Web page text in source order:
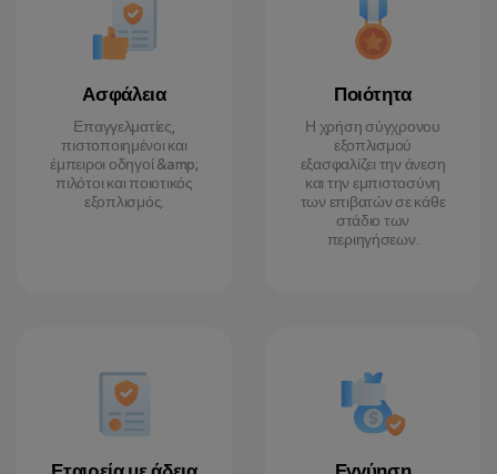
Ασφάλεια
Επαγγελματίες,
πιστοποιημένοι και
έμπειροι οδηγοί &amp;
πιλότοι και ποιοτικός
εξοπλισμός.
Ποιότητα
Η χρήση σύγχρονου
εξοπλισμού
εξασφαλίζει την άνεση
και την εμπιστοσύνη
των επιβατών σε κάθε
στάδιο των
περιηγήσεων.